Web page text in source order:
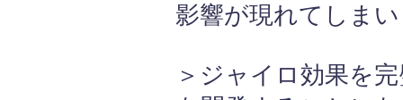
影響が現れてしま
＞ジャイロ効果を